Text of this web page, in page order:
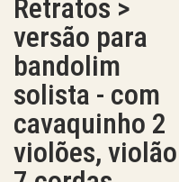
Retratos >
versão para
bandolim
solista - com
cavaquinho 2
violões, violão